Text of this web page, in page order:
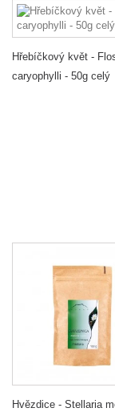
Hřebíčkový květ -
caryophylli - 50g celý
Hvězdice - Stellaria